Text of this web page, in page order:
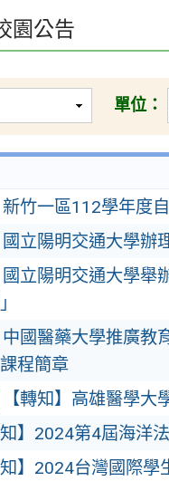
園公告
單位：
新竹一區112學年度
國立陽明交通大學辦
國立陽明交通大學舉
中國醫藥大學推廣教
程簡章
【轉知】高雄醫學
知】2024第4屆海洋
知】2024台灣國際